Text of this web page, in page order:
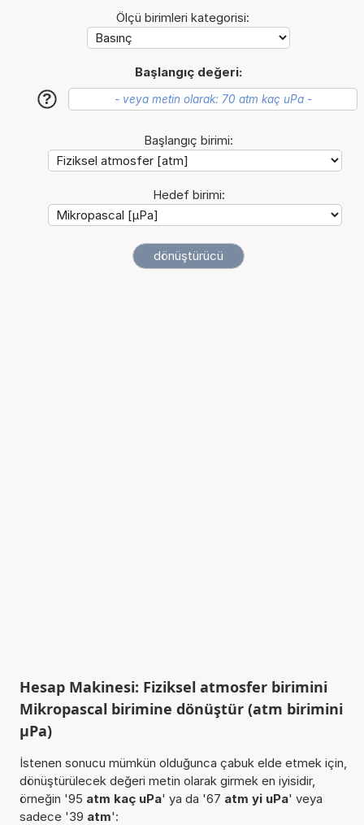
Ölçü birimleri kategorisi:
Başlangıç değeri:
?
Başlangıç birimi:
Hedef birimi:
Hesap Makinesi: Fiziksel atmosfer birimini
Mikropascal birimine dönüştür (atm birimini
µPa)
İstenen sonucu mümkün olduğunca çabuk elde etmek için,
dönüştürülecek değeri metin olarak girmek en iyisidir,
örneğin '95 atm kaç uPa' ya da '67 atm yi uPa' veya
sadece '39 atm':